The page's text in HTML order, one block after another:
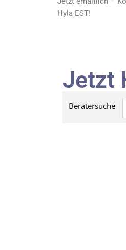
Hyla EST!
Jetzt
Beratersuche